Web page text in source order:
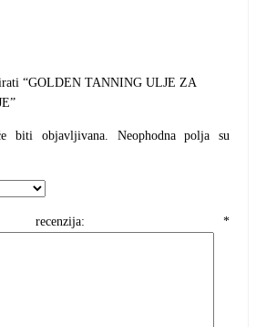
“GOLDEN TANNING ULJE ZA
biti objavljivana.
Neophodna polja su
*